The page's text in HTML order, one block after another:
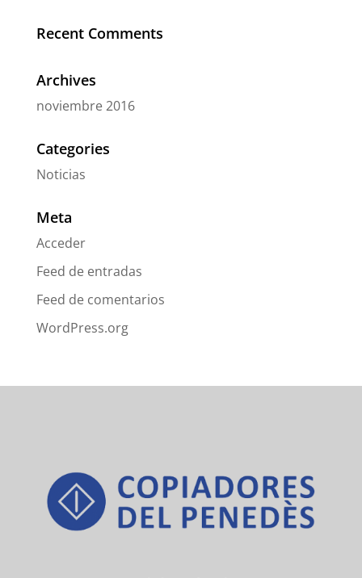
Recent Comments
Archives
noviembre 2016
Categories
Noticias
Meta
Acceder
Feed de entradas
Feed de comentarios
WordPress.org